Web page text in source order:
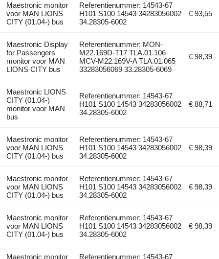
Maestronic monitor
voor MAN LIONS
CITY (01.04-) bus
Referentienummer: 14543-67
H101 S100 14543 34283056002
34.28305-6002
€ 93,55
Maestronic Display
for Passengers
monitor voor MAN
LIONS CITY bus
Referentienummer: MON-
M22.169D-T17 TLA.01.106
MCV-M22.169V-A TLA.01.065
33283056069 33.28305-6069
€ 98,39
Maestronic LIONS
CITY (01.04-)
monitor voor MAN
bus
Referentienummer: 14543-67
H101 S100 14543 34283056002
34.28305-6002
€ 88,71
Maestronic monitor
voor MAN LIONS
CITY (01.04-) bus
Referentienummer: 14543-67
H101 S100 14543 34283056002
34.28305-6002
€ 98,39
Maestronic monitor
voor MAN LIONS
CITY (01.04-) bus
Referentienummer: 14543-67
H101 S100 14543 34283056002
34.28305-6002
€ 98,39
Maestronic monitor
voor MAN LIONS
CITY (01.04-) bus
Referentienummer: 14543-67
H101 S100 14543 34283056002
34.28305-6002
€ 98,39
Maestronic monitor
Referentienummer: 14543-67